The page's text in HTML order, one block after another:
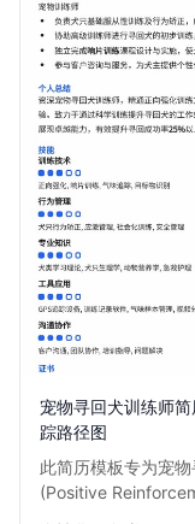
宠物寻回犬训练师
踪路径图
此简历模板专为宠
(Positive